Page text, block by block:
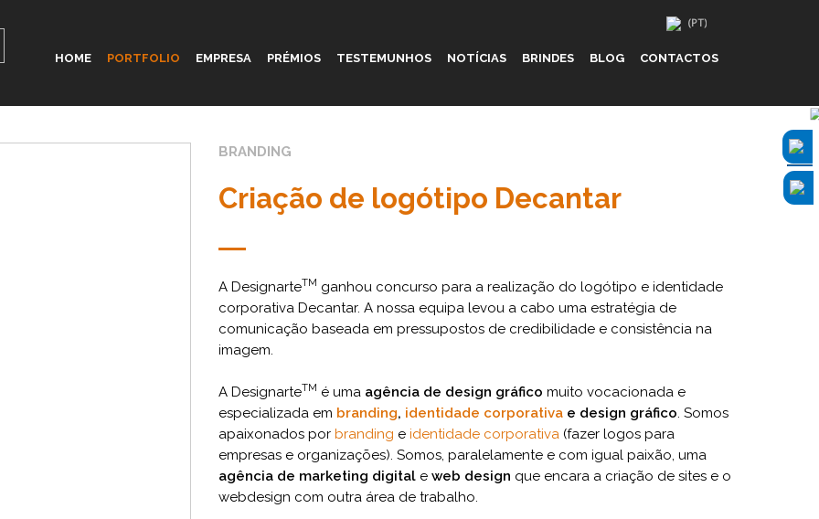
HOME PORTFOLIO EMPRESA PRÉMIOS TESTEMUNHOS NOTÍCIAS BRINDES BLOG CONTACTOS
BRANDING
Criação de logótipo Decantar
A DesignarteTM ganhou concurso para a realização do logótipo e identidade
corporativa Decantar. A nossa equipa levou a cabo uma estratégia de
comunicação baseada em pressupostos de credibilidade e consistência na
imagem.
A DesignarteTM é uma agência de design gráfico muito vocacionada e
especializada em branding, identidade corporativa e design gráfico. Somos
apaixonados por branding e identidade corporativa (fazer logos para
empresas e organizações). Somos, paralelamente e com igual paixão, uma
agência de marketing digital e web design que encara a criação de sites e o
webdesign com outra área de trabalho.